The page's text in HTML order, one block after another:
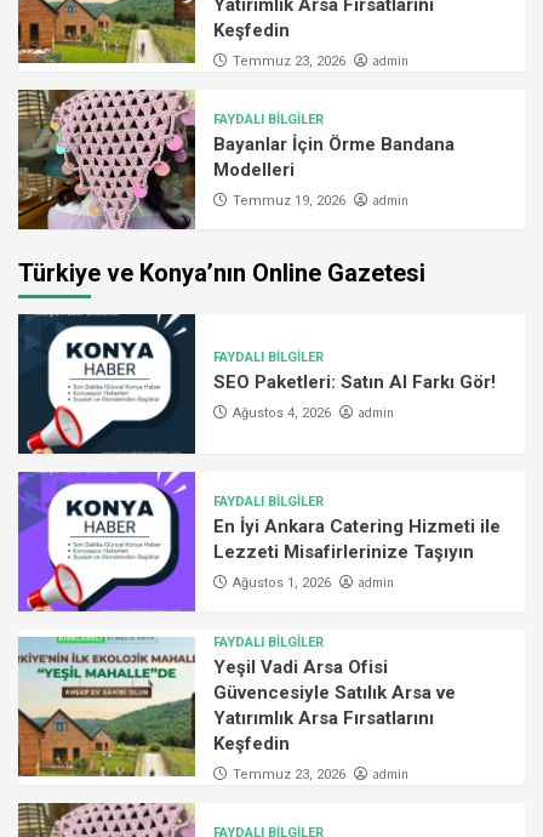
Yatırımlık Arsa Fırsatlarını
Keşfedin
Temmuz 23, 2026 admin
FAYDALI BİLGİLER
Bayanlar İçin Örme Bandana
Modelleri
Temmuz 19, 2026 admin
Türkiye ve Konya’nın Online Gazetesi
FAYDALI BİLGİLER
SEO Paketleri: Satın Al Farkı Gör!
Ağustos 4, 2026 admin
FAYDALI BİLGİLER
En İyi Ankara Catering Hizmeti ile
Lezzeti Misafirlerinize Taşıyın
Ağustos 1, 2026 admin
FAYDALI BİLGİLER
Yeşil Vadi Arsa Ofisi
Güvencesiyle Satılık Arsa ve
Yatırımlık Arsa Fırsatlarını
Keşfedin
Temmuz 23, 2026 admin
FAYDALI BİLGİLER